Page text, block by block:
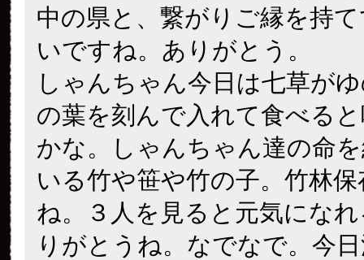
中の県と、繋がりご縁を持
いですね。ありがとう。
しゃんちゃん今日は七草が
の葉を刻んで入れて食べる
かな。しゃんちゃん達の命
いる竹や笹や竹の子。竹林
ね。３人を見ると元気にな
りがとうね。なでなで。今